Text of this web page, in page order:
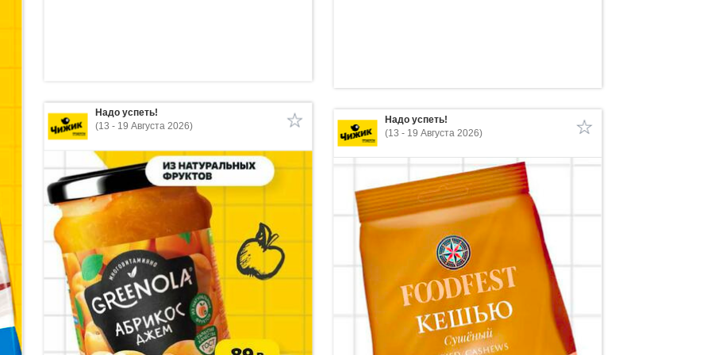
Надо успеть!
(13 - 19 Августа 2026)
Надо успеть!
(13 - 19 Августа 2026)